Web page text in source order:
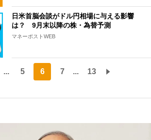
日米首脳会談がドル円相場に与える影響
は？ 9月末以降の株・為替予測
マネーポストWEB
... 5 6 7 ... 13